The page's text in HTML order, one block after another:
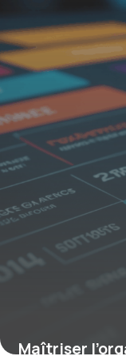
Maîtriser